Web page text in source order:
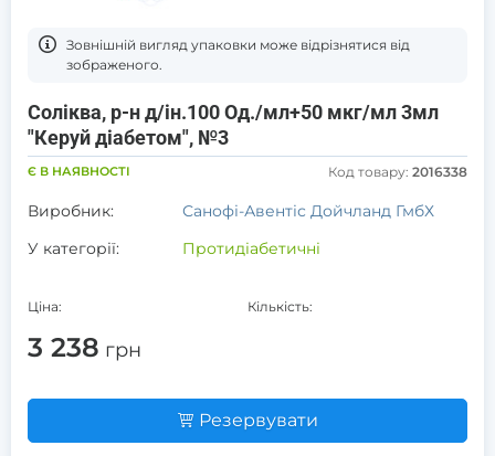
Зовнішній вигляд упаковки може відрізнятися від
зображеного.
Соліква, р-н д/ін.100 Од./мл+50 мкг/мл 3мл
"Керуй діабетом", №3
Є В НАЯВНОСТІ Код товару: 2016338
Виробник:
Санофі-Авентіс Дойчланд ГмбХ
У категорії:
Протидіабетичні
Ціна:
3 238 грн
Кількість:
Резервувати